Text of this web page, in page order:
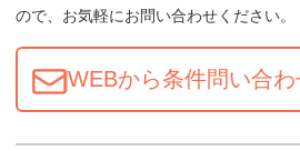
ので、お気軽にお問い合わせください。
WEBから条件問い合わ